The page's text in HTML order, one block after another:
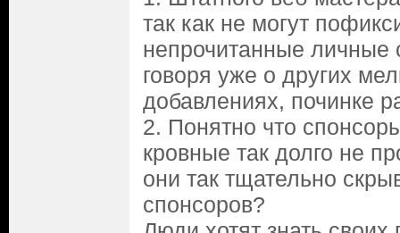
так как не могут
непрочитанные
говоря уже о других
добавлениях, починке
2. Понятно что
кровные так долго не
они так тщательно
спонсоров?